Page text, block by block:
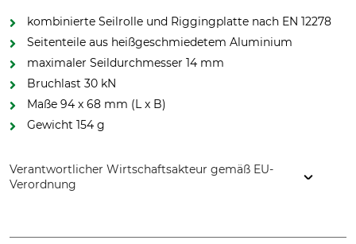
kombinierte Seilrolle und Riggingplatte nach EN 12278
Seitenteile aus heißgeschmiedetem Aluminium
maximaler Seildurchmesser 14 mm
Bruchlast 30 kN
Maße 94 x 68 mm (L x B)
Gewicht 154 g
Verantwortlicher Wirtschaftsakteur gemäß EU-
Verordnung
Netherlands, www.dmmwales.com